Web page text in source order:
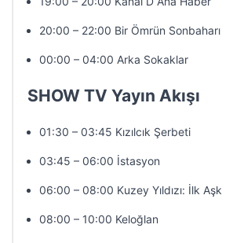
20:00 – 22:00 Bir Ömrün Sonbaharı
00:00 – 04:00 Arka Sokaklar
SHOW TV Yayın Akışı
01:30 – 03:45 Kızılcık Şerbeti
03:45 – 06:00 İstasyon
06:00 – 08:00 Kuzey Yıldızı: İlk Aşk
08:00 – 10:00 Keloğlan